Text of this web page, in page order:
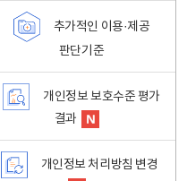
추가적인 이용·제공
판단기준
개인정보 보호수준 평가
결과
개인정보 처리방침 변경